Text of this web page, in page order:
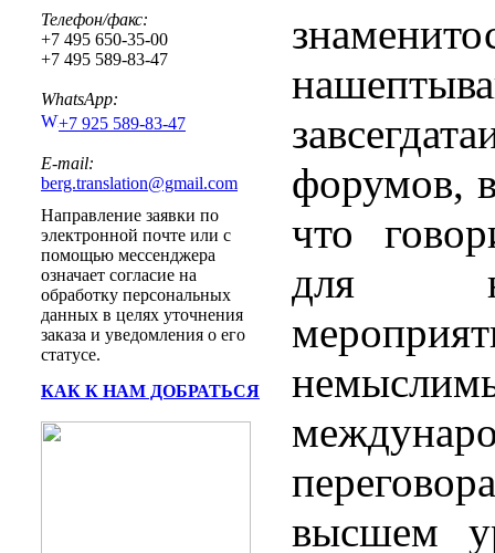
Телефон/факс:
+7 495 650-35-00
+7 495 589-83-47
WhatsApp:
+7 925 589-83-47
E-mail:
berg.translation@gmail.com
Направление заявки по
электронной почте или с
помощью мессенджера
означает согласие на
обработку персональных
данных в целях уточнения
заказа и уведомления о его
статусе.
КАК К НАМ ДОБРАТЬСЯ
форумов,
что
для
высшем